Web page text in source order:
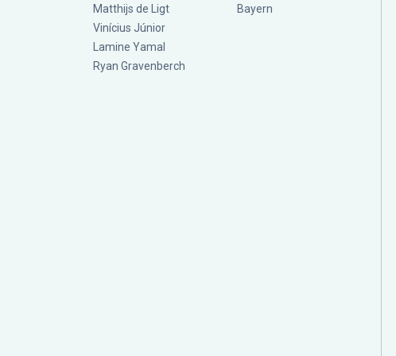
Matthijs de Ligt
Vinícius Júnior
Lamine Yamal
Ryan Gravenberch
Bayern